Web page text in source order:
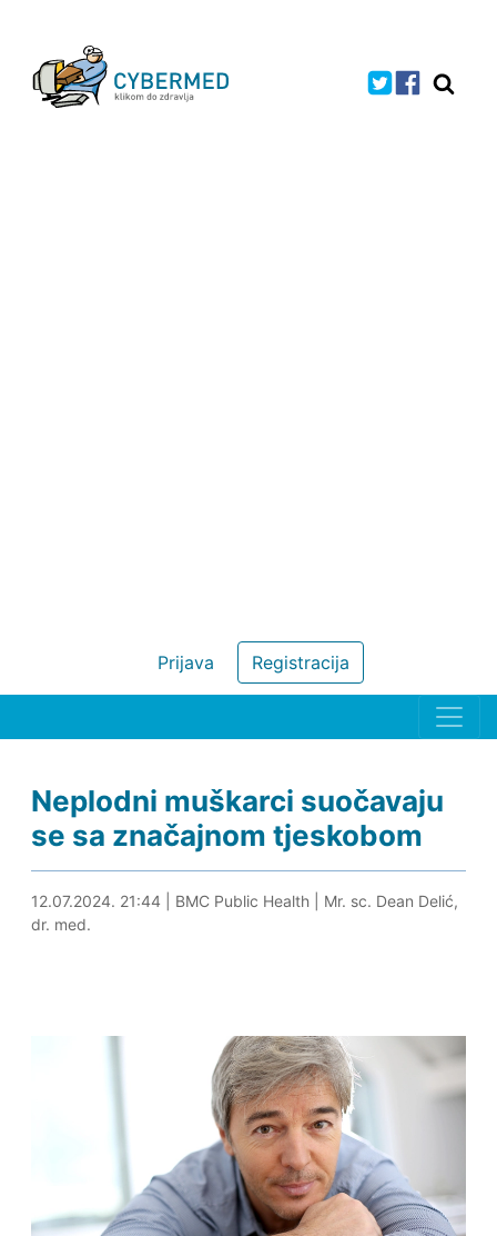
Registracija
Prijava
Neplodni muškarci suočavaju
se sa značajnom tjeskobom
12.07.2024. 21:57
12.07.2024. 21:44| BMC Public Health| Mr. sc. Dean Delić,
dr. med.